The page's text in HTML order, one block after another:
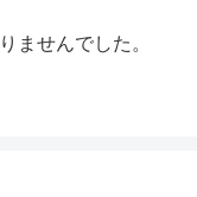
ませんでした。